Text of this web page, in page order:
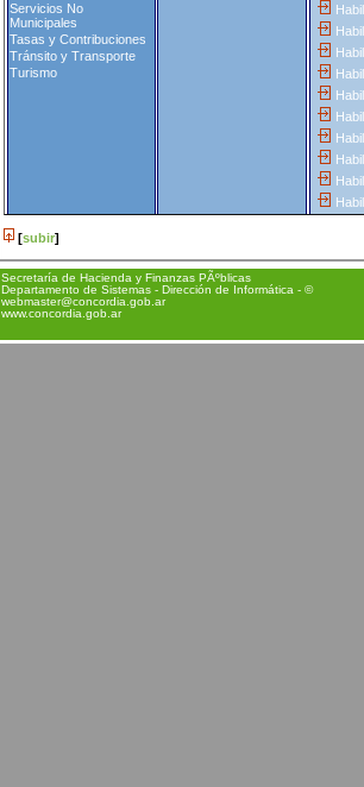
Servicios No
Municipales
Tasas y Contribuciones
Tránsito y Transporte
Turismo
[subir]
Secretaría de Hacienda y Finanzas PÃºblicas
Departamento de Sistemas - Dirección de Informática - ©
webmaster@concordia.gob.ar
www.concordia.gob.ar